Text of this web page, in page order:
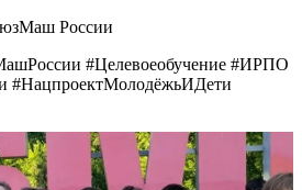
России
#Целевоеобучение #ИРПО